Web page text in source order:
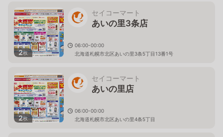
2枚
セイコーマート
あいの里3条店
06:00-00:00
北海道札幌市北区あいの里3条5丁目13番1号
2枚
セイコーマート
あいの里店
06:00-00:00
北海道札幌市北区あいの里4条5丁目